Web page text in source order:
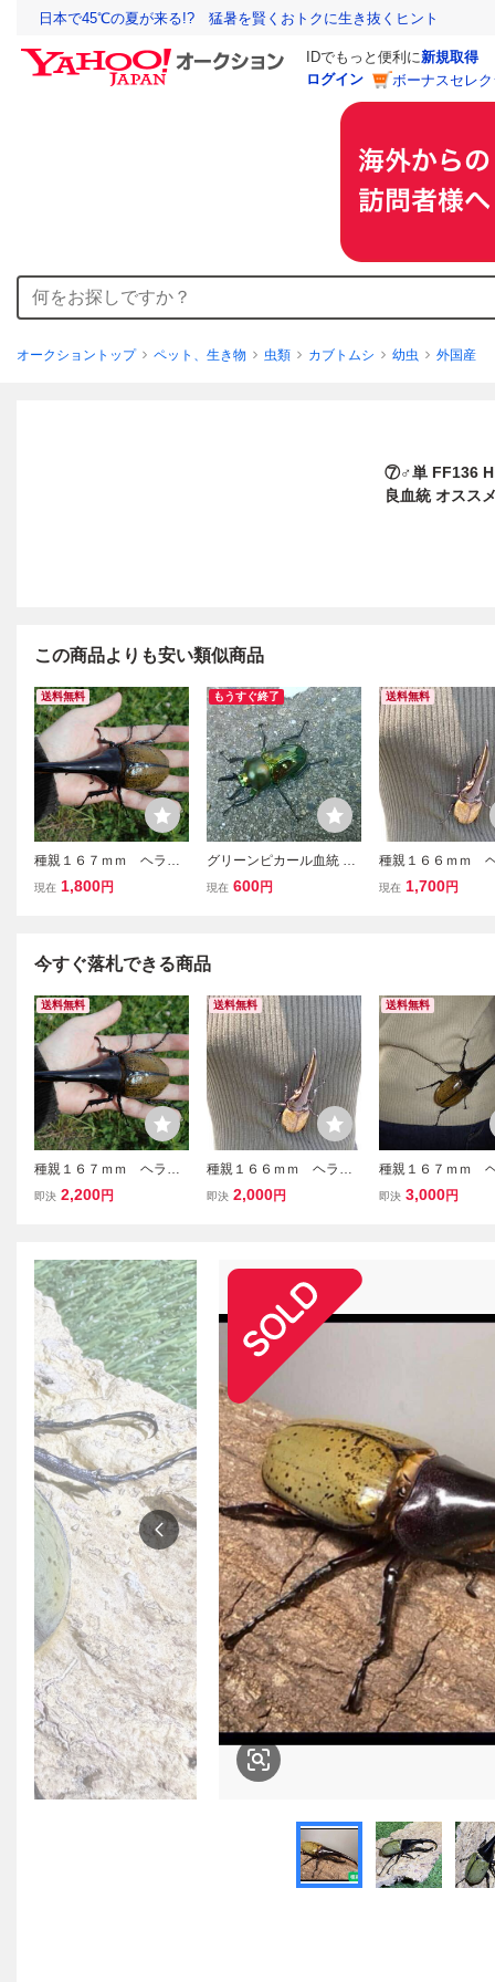
日本で45℃の夏が来る!? 猛暑を賢くおトクに生き抜くヒント
IDでもっと便利に新規取得
ログイン
ボーナスセレ
オークショントップ ペット、生き物 虫類 カブトムシ 幼虫 外国産
⑦♂単 FF136
良血統 オス
この商品よりも安い類似商品
送料無料
種親１６７ｍｍ ヘラク
レス オオカブトムシ ３
現在 1,800円
もうすぐ終了
グリーンピカール血統 ニ
ジイロクワガタ 成虫オス
現在 600円
送料無料
種親１６６ｍｍ
レス オオカブト
現在 1,700円
今すぐ落札できる商品
送料無料
種親１６７ｍｍ ヘラク
レス オオカブトムシ ３
即決 2,200円
送料無料
種親１６６ｍｍ ヘラク
レス オオカブトムシ ２
即決 2,000円
送料無料
種親１６７ｍｍ
レス オオカブト
即決 3,000円